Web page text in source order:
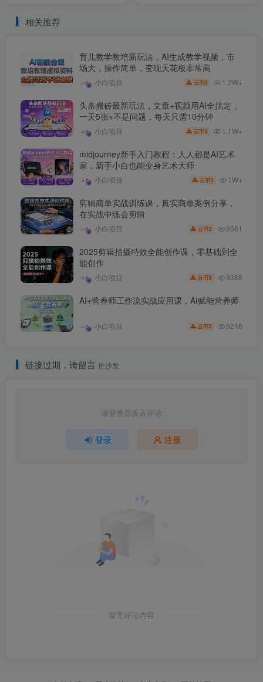
相关推荐
育儿教学教培新玩法，AI生成教学视频，市
场大，操作简单，变现天花板非常高
小白项目 云币3 1.2W+
头条搬砖最新玩法，文章+视频用AI全搞定，
一天5张+不是问题，每天只需10分钟
小白项目 云币3 1.1W+
midjourney新手入门教程：人人都是AI艺术
家，新手小白也能变身艺术大师
小白项目 云币3 1W+
剪辑商单实战训练课，真实商单案例分享，
在实战中练会剪辑
小白项目 云币3 9561
2025剪辑拍摄特效全能创作课，零基础到全
能创作
小白项目 云币3 9388
AI+营养师工作流实战应用课，AI赋能营养师
小白项目 云币3 9216
链接过期，请留言 抢沙发
请登录后发表评论
登录 注册
暂无评论内容